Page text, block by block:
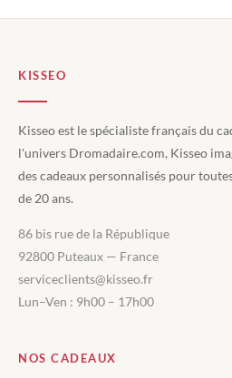
KISSEO
Kisseo est le spécialiste français du
l'univers Dromadaire.com, Kisseo
des cadeaux personnalisés pour
de 20 ans.
86 bis rue de la République
92800 Puteaux — France
serviceclients@kisseo.fr
Lun–Ven : 9h00 – 17h00
NOS CADEAUX